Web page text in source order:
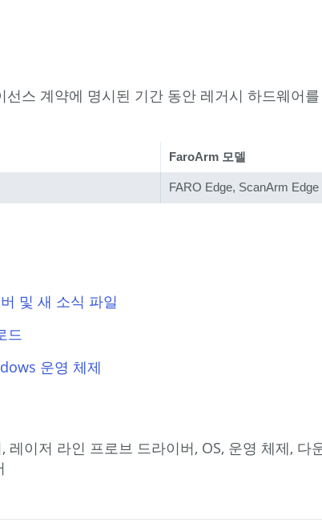
선스 계약에 명시된 기간 동안 레거시 하드웨어
FaroArm 모델
FARO Edge, ScanArm Edge
및 새 소식 파일
드
운영 체제
이저 라인 프로브 드라이버, OS, 운영 체제,